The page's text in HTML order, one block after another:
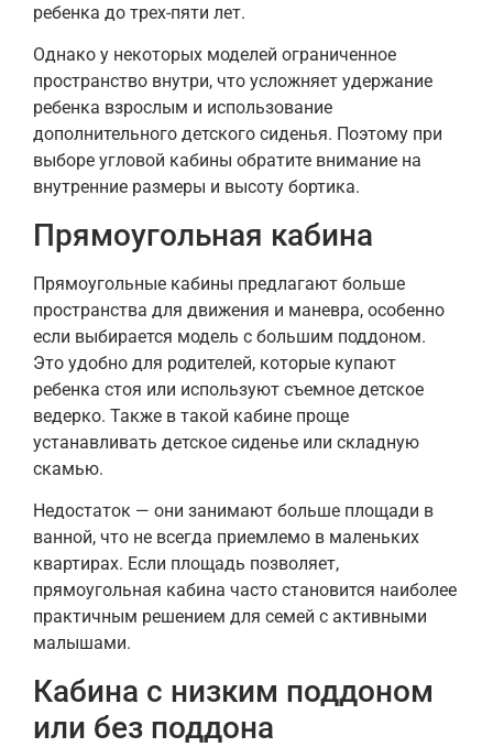
ребенка до трех-пяти лет.
Однако у некоторых моделей ограниченное
пространство внутри, что усложняет удержание
ребенка взрослым и использование
дополнительного детского сиденья. Поэтому при
выборе угловой кабины обратите внимание на
внутренние размеры и высоту бортика.
Прямоугольная кабина
Прямоугольные кабины предлагают больше
пространства для движения и маневра, особенно
если выбирается модель с большим поддоном.
Это удобно для родителей, которые купают
ребенка стоя или используют съемное детское
ведерко. Также в такой кабине проще
устанавливать детское сиденье или складную
скамью.
Недостаток — они занимают больше площади в
ванной, что не всегда приемлемо в маленьких
квартирах. Если площадь позволяет,
прямоугольная кабина часто становится наиболее
практичным решением для семей с активными
малышами.
Кабина с низким поддоном
или без поддона